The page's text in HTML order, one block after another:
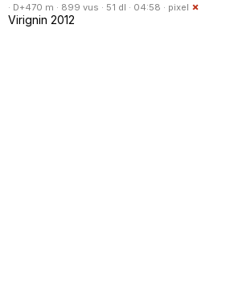
· D+470 m · 899 vus · 51 dl · 04:58 · pixel
Virignin 2012